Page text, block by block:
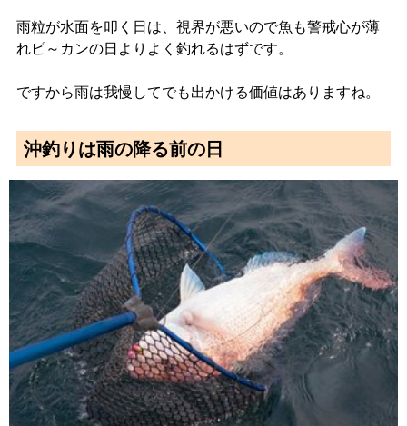
雨粒が水面を叩く日は、視界が悪いので魚も警戒心が薄
れピ～カンの日よりよく釣れるはずです。
ですから雨は我慢してでも出かける価値はありますね。
沖釣りは雨の降る前の日